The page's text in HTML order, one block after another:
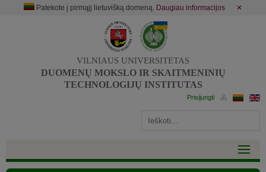
Patekote į pirmąjį lietuvišką domeną. Daugiau informacijos ✕
VILNIAUS UNIVERSITETAS
DUOMENŲ MOKSLO IR SKAITMENINIŲ
TECHNOLOGIJŲ INSTITUTAS